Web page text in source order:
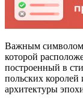
Важным символом
которой
построенный в
польских королей
архитектуры